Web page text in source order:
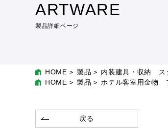
ARTWARE
製品詳細ページ
HOME 製品 内装建具・収納 ス
HOME
製品 ホテル客室用金物
戻る